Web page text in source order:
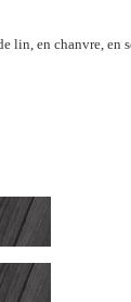
de lin, en chanvre,